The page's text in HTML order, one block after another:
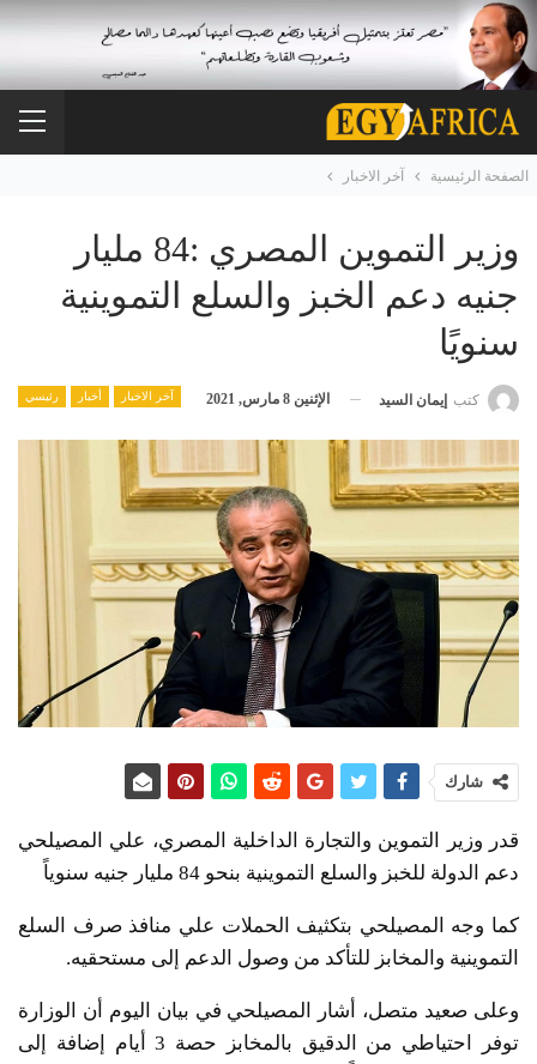
الصفحة الرئيسية آخر الاخبار
وزير التموين المصري :84 مليار
جنيه دعم الخبز والسلع التموينية
سنويًا
آخر الاخبار أخبار رئيسي كتب إيمان السيد الإثنين 8 مارس, 2021
شارك
قدر وزير التموين والتجارة الداخلية المصري، علي المصيلحي
دعم الدولة للخبز والسلع التموينية بنحو 84 مليار جنيه سنوياً
كما وجه المصيلحي بتكثيف الحملات علي منافذ صرف السلع
التموينية والمخابز للتأكد من وصول الدعم إلى مستحقيه.
وعلى صعيد متصل، أشار المصيلحي في بيان اليوم أن الوزارة
توفر احتياطي من الدقيق بالمخابز حصة 3 أيام إضافة إلى